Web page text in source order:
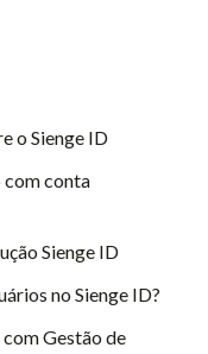
o Sienge ID
com conta
Sienge ID
no Sienge ID?
Gestão de